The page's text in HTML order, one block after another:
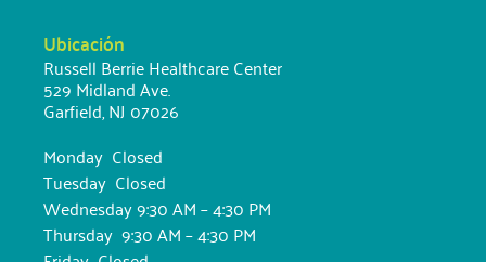
Ubicación
Russell Berrie Healthcare Center
529 Midland Ave.
Garfield, NJ 07026
Monday Closed
Tuesday Closed
Wednesday 9:30 AM – 4:30 PM
Thursday 9:30 AM – 4:30 PM